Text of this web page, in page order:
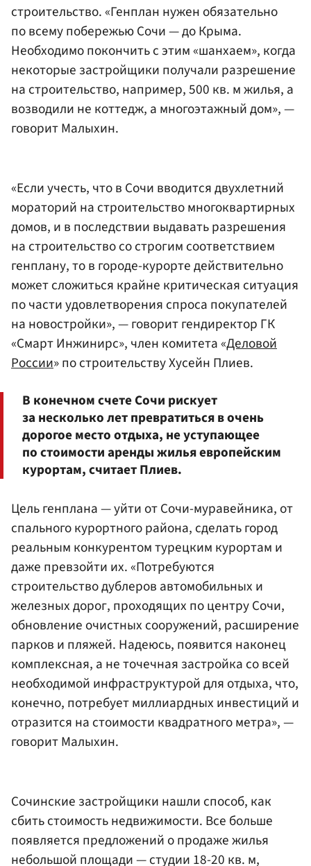
строительство. «Генплан нужен обязательно
по всему побережью Сочи — до Крыма.
Необходимо покончить с этим «шанхаем», когда
некоторые застройщики получали разрешение
на строительство, например, 500 кв. м жилья, а
возводили не коттедж, а многоэтажный дом», —
говорит Малыхин.
«Если учесть, что в Сочи вводится двухлетний
мораторий на строительство многоквартирных
домов, и в последствии выдавать разрешения
на строительство со строгим соответствием
генплану, то в городе-курорте действительно
может сложиться крайне критическая ситуация
по части удовлетворения спроса покупателей
на новостройки», — говорит гендиректор ГК
«Смарт Инжинирс», член комитета «Деловой
России» по строительству Хусейн Плиев.
В конечном счете Сочи рискует
за несколько лет превратиться в очень
дорогое место отдыха, не уступающее
по стоимости аренды жилья европейским
курортам, считает Плиев.
Цель генплана — уйти от Сочи-муравейника, от
спального курортного района, сделать город
реальным конкурентом турецким курортам и
даже превзойти их. «Потребуются
строительство дублеров автомобильных и
железных дорог, проходящих по центру Сочи,
обновление очистных сооружений, расширение
парков и пляжей. Надеюсь, появится наконец
комплексная, а не точечная застройка со всей
необходимой инфраструктурой для отдыха, что,
конечно, потребует миллиардных инвестиций и
отразится на стоимости квадратного метра», —
говорит Малыхин.
Сочинские застройщики нашли способ, как
сбить стоимость недвижимости. Все больше
появляется предложений о продаже жилья
небольшой площади — студии 18-20 кв. м,